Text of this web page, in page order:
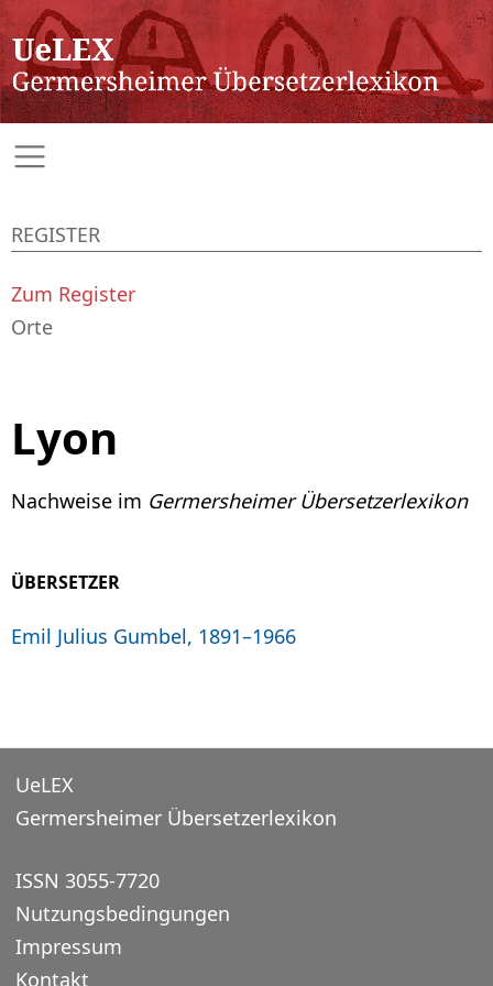
Lyon
Nachweise im Germersheimer Übersetzerlexikon
ÜBERSETZER
Emil Julius Gumbel, 1891–1966
REGISTER
Zum Register
Orte
UeLEX
Germersheimer Übersetzerlexikon
ISSN 3055-7720
Nutzungsbedingungen
Impressum
Kontakt